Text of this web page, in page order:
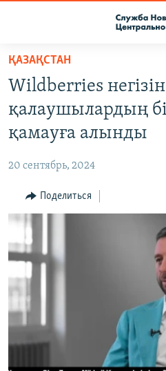
Вернуться
основному
содержанию
Вернутся
главной
навигации
Вернутся
поиску
О ПРОЕКТЕ
КОНТАКТЫ
НАСТОЯЩЕЕ ВРЕМЯ
МИГРАНТ МЕДИА
ҚАЗАҚСТАН
Wildberries негізін
қалаушылардың
қамауға алынды
20 сентябрь, 2024
Поделиться